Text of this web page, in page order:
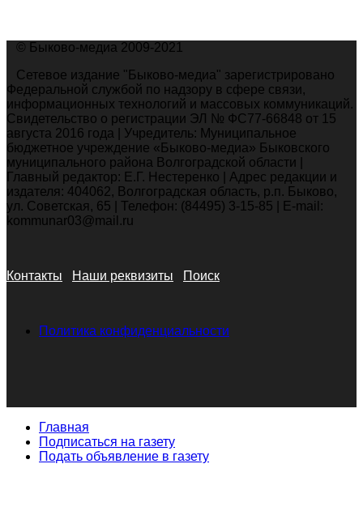
© Быково-медиа 2009-2021
Сетевое издание "Быково-медиа" зарегистрировано
Федеральной службой по надзору в сфере связи,
информационных технологий и массовых коммуникаций.
Свидетельство о регистрации ЭЛ № ФС77-66848 от 15
августа 2016 года | Учредитель: Муниципальное
бюджетное учреждение «Быково-медиа» Быковского
муниципального района Волгоградской области |
Главный редактор: Е.Г. Нестеренко | Адрес редакции и
издателя: 404062, Волгоградская область, р.п. Быково,
ул. Советская, 65 | Телефон: (84495) 3-15-85 | E-mail:
kommunar03@mail.ru
Контакты Наши реквизиты Поиск
Политика конфиденциальности
Главная
Подписаться на газету
Подать объявление в газету